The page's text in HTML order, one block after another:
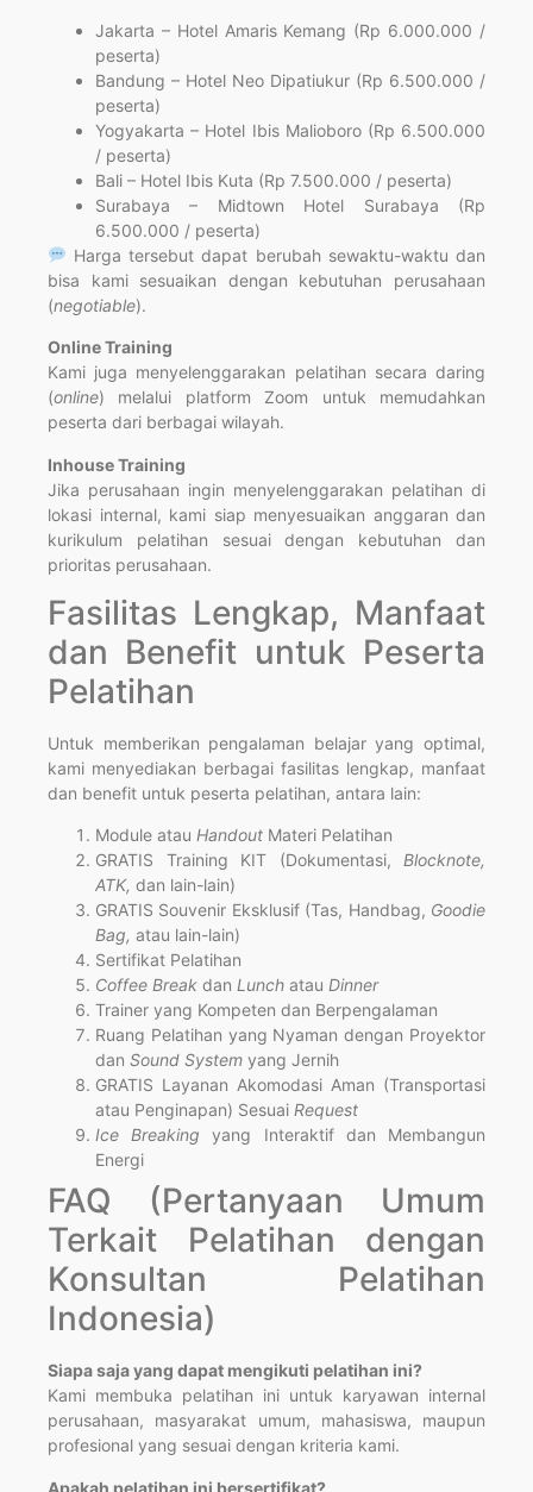
Jakarta – Hotel Amaris Kemang (Rp 6.000.000 /
peserta)
Bandung – Hotel Neo Dipatiukur (Rp 6.500.000 /
peserta)
Yogyakarta – Hotel Ibis Malioboro (Rp 6.500.000
/ peserta)
Bali – Hotel Ibis Kuta (Rp 7.500.000 / peserta)
Surabaya – Midtown Hotel Surabaya (Rp
6.500.000 / peserta)
Harga tersebut dapat berubah sewaktu-waktu dan
bisa kami sesuaikan dengan kebutuhan perusahaan
(negotiable).
Online Training
Kami juga menyelenggarakan pelatihan secara daring
(online) melalui platform Zoom untuk memudahkan
peserta dari berbagai wilayah.
Inhouse Training
Jika perusahaan ingin menyelenggarakan pelatihan di
lokasi internal, kami siap menyesuaikan anggaran dan
kurikulum pelatihan sesuai dengan kebutuhan dan
prioritas perusahaan.
Fasilitas Lengkap, Manfaat
dan Benefit untuk Peserta
Pelatihan
Untuk memberikan pengalaman belajar yang optimal,
kami menyediakan berbagai fasilitas lengkap, manfaat
dan benefit untuk peserta pelatihan, antara lain:
Module atau Handout Materi Pelatihan
GRATIS Training KIT (Dokumentasi, Blocknote,
ATK, dan lain-lain)
GRATIS Souvenir Eksklusif (Tas, Handbag, Goodie
Bag, atau lain-lain)
Sertifikat Pelatihan
Coffee Break dan Lunch atau Dinner
Trainer yang Kompeten dan Berpengalaman
Ruang Pelatihan yang Nyaman dengan Proyektor
dan Sound System yang Jernih
GRATIS Layanan Akomodasi Aman (Transportasi
atau Penginapan) Sesuai Request
Ice Breaking yang Interaktif dan Membangun
Energi
FAQ (Pertanyaan Umum
Terkait Pelatihan dengan
Konsultan Pelatihan
Indonesia)
Siapa saja yang dapat mengikuti pelatihan ini?
Kami membuka pelatihan ini untuk karyawan internal
perusahaan, masyarakat umum, mahasiswa, maupun
profesional yang sesuai dengan kriteria kami.
Apakah pelatihan ini bersertifikat?